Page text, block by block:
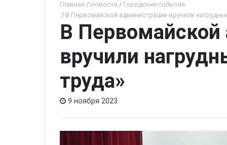
Главная Новости
Городские события
В Первомайской администрации вручили
В
вручили
труда»
9 ноября 2023